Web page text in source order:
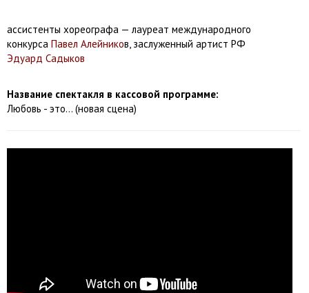
ассистенты хореографа — лауреат международного
конкурса Павел Алейников, заслуженный артист РФ
Эдуард Садыков
Название спектакля в кассовой программе:
Любовь - это... (новая сцена)